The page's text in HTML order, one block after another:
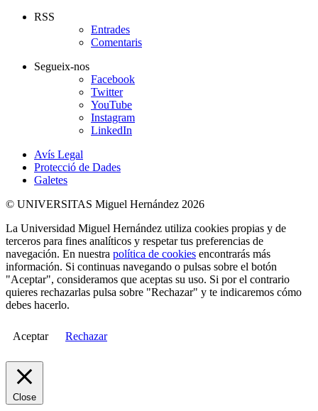
RSS
Entrades
Comentaris
Segueix-nos
Facebook
Twitter
YouTube
Instagram
LinkedIn
Avís Legal
Protecció de Dades
Galetes
© UNIVERSITAS Miguel Hernández 2026
La Universidad Miguel Hernández utiliza cookies propias y de
terceros para fines analíticos y respetar tus preferencias de
navegación. En nuestra política de cookies encontrarás más
información. Si continuas navegando o pulsas sobre el botón
"Aceptar", consideramos que aceptas su uso. Si por el contrario
quieres rechazarlas pulsa sobre "Rechazar" y te indicaremos cómo
debes hacerlo.
Aceptar Rechazar
Close